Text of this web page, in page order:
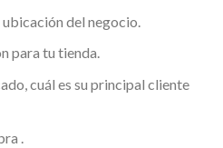
del negocio.
para tu tienda.
cuál es su principal cliente
.